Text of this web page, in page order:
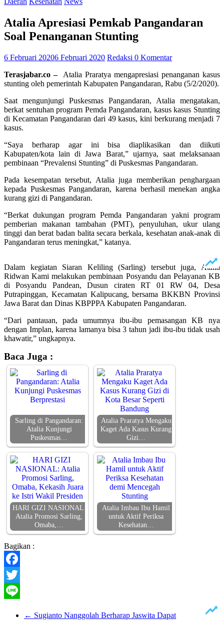
Atalia Apresiasi Pemkab Pangandaran
Soal Penanganan Stunting
6 Februari 20206 Februari 2020 Redaksi 0 Komentar
Terasjabar.co –Atalia Praratya mengapresiasi penanganan kasus
stunting oleh pemerintah Kabupaten Pangandaran, Rabu (5/2/2020).
Saat mengunjungi Puskesmas Pangandaran, Atalia mengatakan,
berkat sentuhan program Pemda Pangandaran, kasus kasus Stunting
di Kecamatan Pangandaran dari 49 kasus, kini berkurang menjadi 7
kasus.
“Saya berharap agar ini bisa diaplikasikan dan diikuti
Kabupaten/kota lain di Jawa Barat,” ujarnya, saat melaksanaan
pembinaan “Prevalensi Stunting” di Puskesmas Pangandaran.
Pada kesempatan tersebut, Atalia juga memberikan penghargaan
kepada Puskesmas Pangandaran, karena berhasil menekan angka
kurang gizi di Pangandaran.
“Berkat dukungan program Pemda Pangandaran yakni program
pemberian makanan tambahan (PMT), penyuluhan, ukur ulang
tinggi dan berat badan balita secara berkala, kesehatan anak-anak di
Pangandaran terus meningkat,” katanya.
Dalam kegiatan Siaran Keliling (Sarling) tersebut juga, Atalia
Ridwan Kami melakukan pembinaan Posyandu dan Pelayanan KB
di Posyandu Pandean, Dusun ciraten RT 01 RW 04, Desa
Putrapinggan, Kecamatan Kalipucang, bersama BKKBN Provinsi
Jawa Barat dan Dinas KBPPPA Kabupaten Pangandaran.
“Dari pantauan, pada umumnya ibu-ibu pemasangan KB nya
dengan Implan, karena lamanya bisa 3 tahun jadi ibu-ibu tidak usah
khawatir,” ungkapnya.
Baca Juga :
Sarling di Pangandaran:
Atalia Kunjungi
Puskesmas…
Atalia Praratya Mengaku
Kaget Ada Kasus Kurang
Gizi…
HARI GIZI NASIONAL:
Atalia Promosi Sarling,
Omaba,…
Atalia Imbau Ibu Hamil
untuk Aktif Periksa
Kesehatan…
Bagikan :
Facebook
Twitter
← Sugianto Nanggolah Berharap Jaswita Dapat